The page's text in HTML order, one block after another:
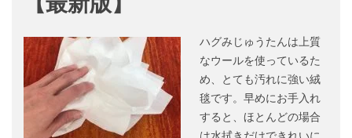
ハグみじゅうたんは上質
なウールを使っているた
め、とても汚れに強い絨
毯です。早めにお手入れ
すると、ほとんどの場合